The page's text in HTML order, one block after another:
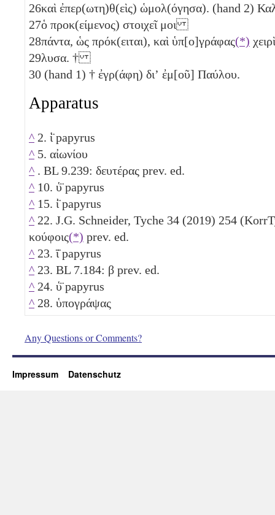
26καὶ ἐπερ(ωτη)θ(εὶς) ὡμολ(όγησα). (hand 2)
27ὁ προκ(είμενος) στοιχεῖ μοι
28πάντα, ὡς πρόκ(ειται), καὶ ὑπ[ο]γράφας(*)
29λυσα. †
30 (hand 1) † ἐγρ(άφη) διʼ ἐμ[οῦ] Παύλου.
Apparatus
^ 2. ἱ̈ papyrus
^ 5. αἰωνίου
^ . BL 9.239: δευτέρας prev. ed.
^ 10. ὑ̈ papyrus
^ 15. ἰ̈ papyrus
^ 22. J.G. Schneider, Tyche 34 (2019) 254
κούφοις(*) prev. ed.
^ 23. ϊ̈ papyrus
^ 23. BL 7.184: β prev. ed.
^ 24. ὑ̈ papyrus
^ 28. ὑπογράψας
Any Questions or Comments?
Impressum Datenschutz